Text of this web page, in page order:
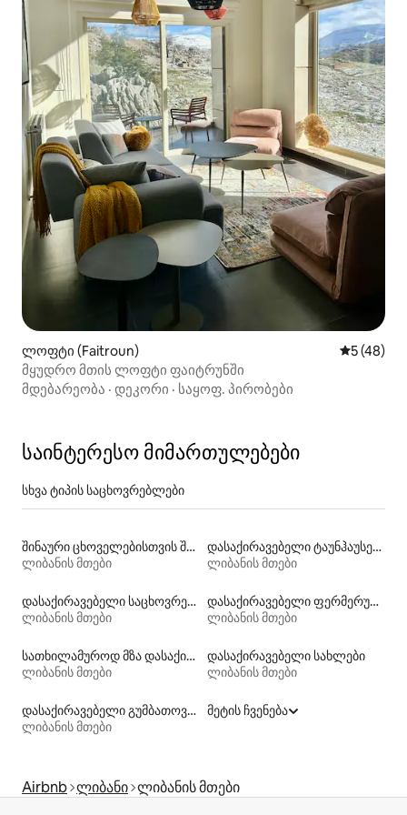
ლოფტი (Faitroun) საშუალო
5 (48)
მყუდრო მთის ლოფტი ფაიტრუნში
მდებარეობა · დეკორი · საყოფ. პირობები
საინტერესო მიმართულებები
სხვა ტიპის საცხოვრებლები
შინაური ცხოველებისთვის შესაფერისი დასაქირავებელი საცხოვრებლები
ლიბანის მთები
დასაქირავებელი ტაუნჰაუსები
ლიბანის მთები
დასაქირავებელი საცხოვრებლები ჰიდრომასაჟის აუზით
ლიბანის მთები
დასაქირავებელი ფერმერული საცხოვრებლები
ლიბანის მთები
სათხილამუროდ მზა დასაქირავებელი საცხოვრებლები
ლიბანის მთები
დასაქირავებელი სახლები
ლიბანის მთები
დასაქირავებელი გუმბათოვანი საცხოვრებლები
ლიბანის მთები
მეტის ჩვენება
Airbnb ლიბანი ლიბანის მთები